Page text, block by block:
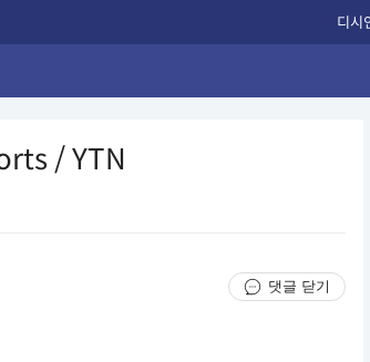
디시
/ YTN
댓글 닫기